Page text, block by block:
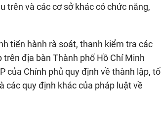
trên và các cơ sở khác có chức năng,
tiến hành rà soát, thanh kiểm tra các
địa bàn Thành phố Hồ Chí Minh
của Chính phủ quy định về thành lập, tổ
các quy định khác của pháp luật về